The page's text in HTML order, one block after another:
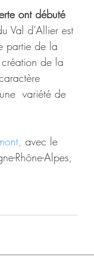
ont débuté
Val d’Allier est
partie de la
de la
variété de
avec le
Rhône-Alpes,